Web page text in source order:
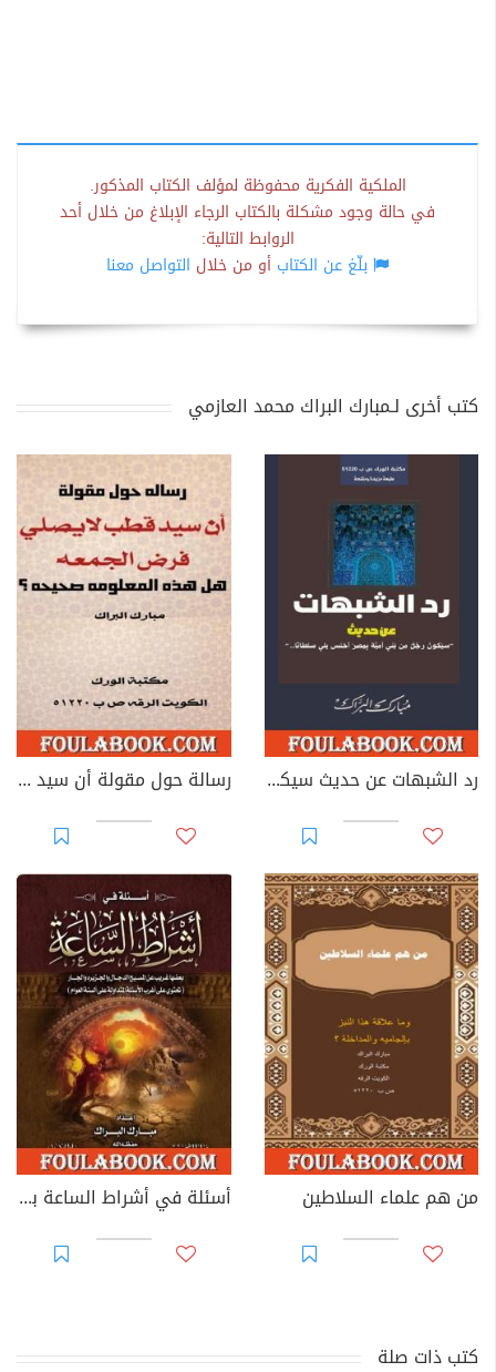
الملكية الفكرية محفوظة لمؤلف الكتاب المذكور.
في حالة وجود مشكلة بالكتاب الرجاء الإبلاغ من خلال أحد
الروابط التالية:
بلّغ عن الكتاب أو من خلال التواصل معنا
كتب أخرى لـمبارك البراك محمد العازمي
رد الشبهات عن حديث سيكون رجل من بني أمية أخنس بمصر رسالة حول مقولة أن سيد قطب لا يصلي فرض الجمعة
من هم علماء السلاطين أسئلة في أشراط الساعة بعضها غريب عن المسيح الدجال والجزيرة والجار
كتب ذات صلة